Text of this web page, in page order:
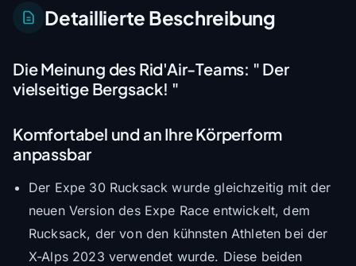
Detaillierte Beschreibung
Die Meinung des Rid'Air-Teams: " Der
vielseitige Bergsack! "
Komfortabel und an Ihre Körperform
anpassbar
Der Expe 30 Rucksack wurde gleichzeitig mit der
neuen Version des Expe Race entwickelt, dem
Rucksack, der von den kühnsten Athleten bei der
X-Alps 2023 verwendet wurde. Diese beiden